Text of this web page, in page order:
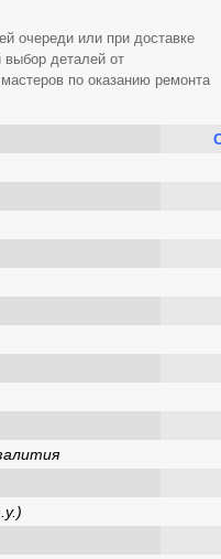
очереди или при доставке
выбор деталей от
по оказанию ремонта